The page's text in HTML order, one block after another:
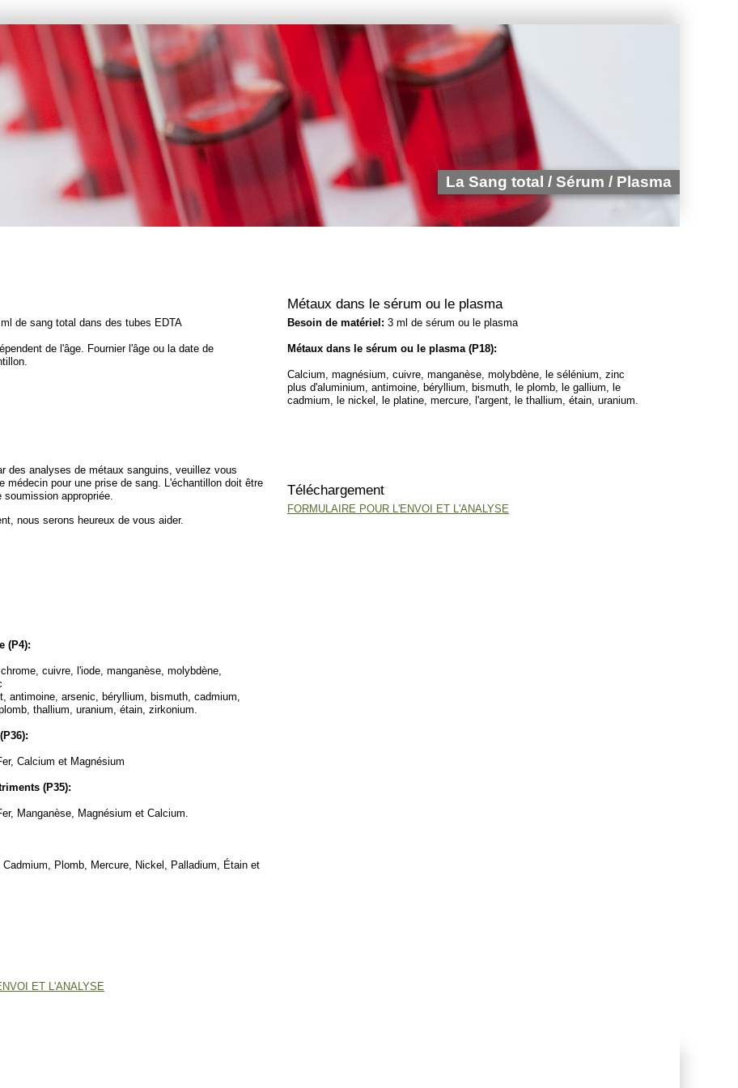
La Sang total / Sérum / Plasma
de sang total dans des tubes EDTA
de l'âge. Fournier l'âge ou la date de
des analyses de métaux sanguins, veuillez vous
médecin pour une prise de sang. L'échantillon doit être
appropriée.
nous serons heureux de vous aider.
(P4):
cuivre, l'iode, manganèse, molybdène,
antimoine, arsenic, béryllium, bismuth, cadmium,
thallium, uranium, étain, zirkonium.
Calcium et Magnésium
(P35):
Manganèse, Magnésium et Calcium.
Plomb, Mercure, Nickel, Palladium, Étain et
ET L'ANALYSE
Métaux dans le sérum ou le plasma
Besoin de matériel: 3 ml de sérum ou le plasma
Métaux dans le sérum ou le plasma (P18):
Calcium, magnésium, cuivre, manganèse, molybdène, le sélénium, zinc
plus d'aluminium, antimoine, béryllium, bismuth, le plomb, le gallium, le
cadmium, le nickel, le platine, mercure, l'argent, le thallium, étain, uranium.
Téléchargement
FORMULAIRE POUR L'ENVOI ET L'ANALYSE